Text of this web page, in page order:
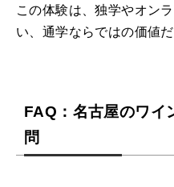
この体験は、独学やオン
い、通学ならではの価値だ
FAQ：名古屋のワイ
問